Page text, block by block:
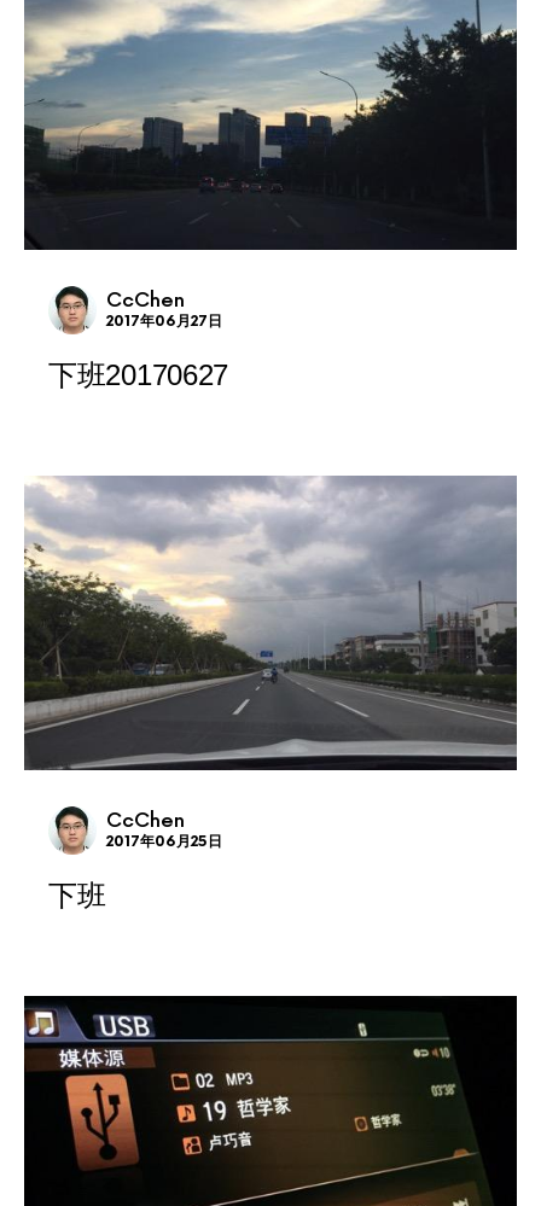
CcChen
2017年06月27日
下班20170627
CcChen
2017年06月25日
下班